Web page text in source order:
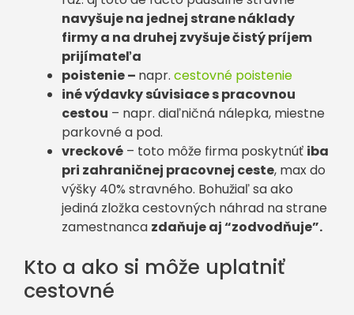
navyšuje na jednej strane náklady
firmy a na druhej zvyšuje čistý príjem
prijímateľa
poistenie – napr. cestovné poistenie
iné výdavky súvisiace s pracovnou
cestou – napr. diaľničná nálepka, miestne
parkovné a pod.
vreckové – toto môže firma poskytnúť iba
pri zahraničnej pracovnej ceste, max do
výšky 40% stravného. Bohužiaľ sa ako
jediná zložka cestovných náhrad na strane
zamestnanca zdaňuje aj “zodvodňuje”.
Kto a ako si môže uplatniť
cestovné